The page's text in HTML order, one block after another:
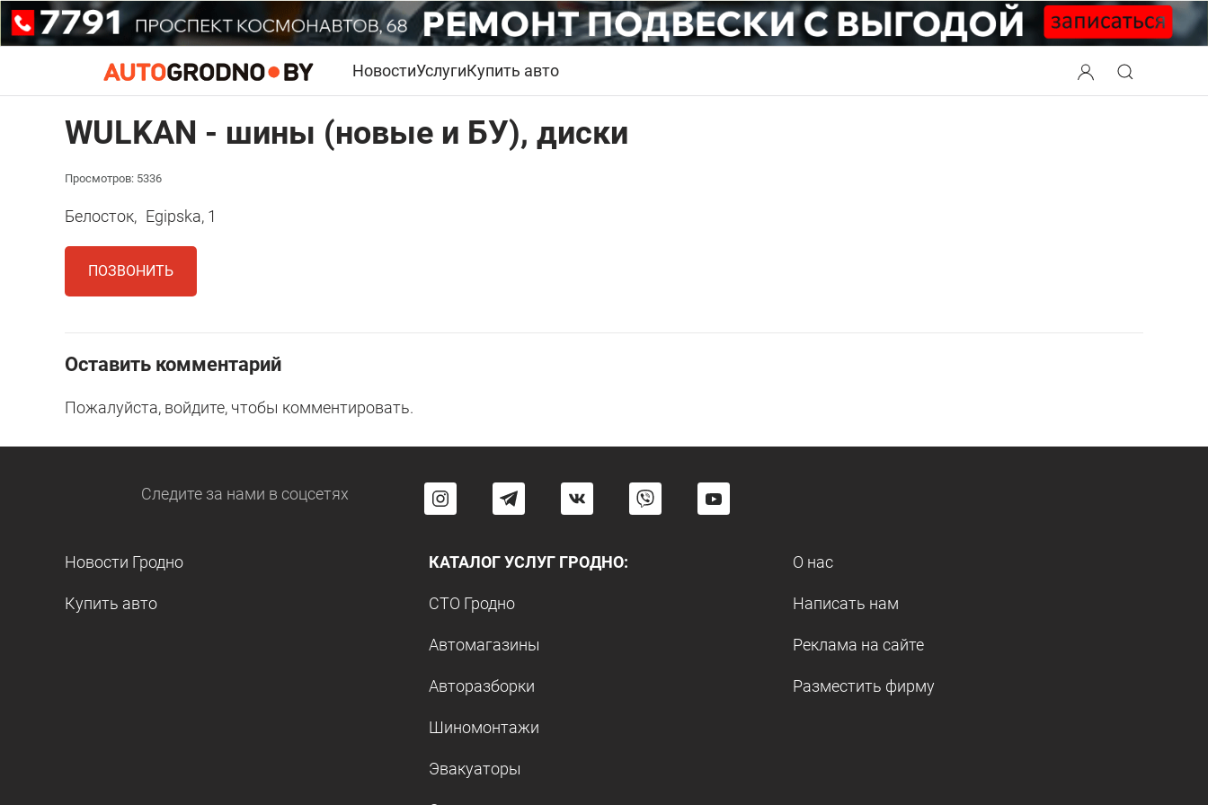
НовостиУслугиКупить авто
WULKAN - шины (новые и БУ), диски
Просмотров: 5336
Белосток, Egipska, 1
ПОЗВОНИТЬ
Оставить комментарий
Пожалуйста, войдите, чтобы комментировать.
Следите за нами в соцсетях
Новости Гродно
Купить авто
КАТАЛОГ УСЛУГ ГРОДНО:
СТО Гродно
Автомагазины
Авторазборки
Шиномонтажи
Эвакуаторы
О нас
Написать нам
Реклама на сайте
Разместить фирму